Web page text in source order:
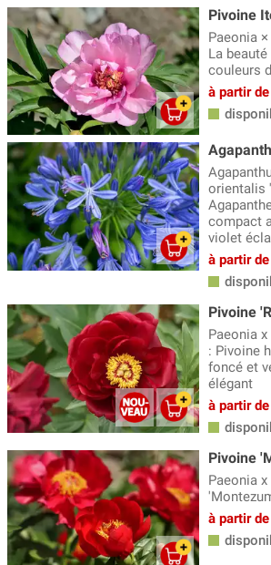
Pivoine
Paeonia
La
couleurs
à partir
orientalis
compact
violet
à partir
Pivoine
Paeonia
: Pivoine
foncé et
élégant
à partir
Pivoine
Paeonia
à partir